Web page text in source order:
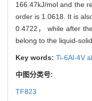
166.47kJ/mol and the
order is 1.0618. It is
0.4722， while after
belong to the liquid-
Key words: Ti-6Al-4V
中图分类号:
TF823